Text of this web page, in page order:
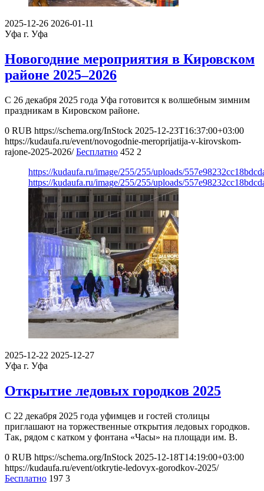
2025-12-26 2026-01-11
Уфа г. Уфа
Новогодние мероприятия в Кировском
районе 2025–2026
С 26 декабря 2025 года Уфа готовится к волшебным зимним
праздникам в Кировском районе.
0 RUB https://schema.org/InStock 2025-12-23T16:37:00+03:00
https://kudaufa.ru/event/novogodnie-meroprijatija-v-kirovskom-
rajone-2025-2026/ Бесплатно 452 2
https://kudaufa.ru/image/255/255/uploads/
https://kudaufa.ru/image/255/255/uploads/
2025-12-22 2025-12-27
Уфа г. Уфа
Открытие ледовых городков 2025
С 22 декабря 2025 года уфимцев и гостей столицы
приглашают на торжественные открытия ледовых городков.
Так, рядом с катком у фонтана «Часы» на площади им. В.
0 RUB https://schema.org/InStock 2025-12-18T14:19:00+03:00
https://kudaufa.ru/event/otkrytie-ledovyx-gorodkov-2025/
Бесплатно 197 3